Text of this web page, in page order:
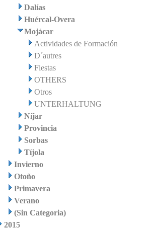
Dalías
Huércal-Overa
Mojácar
Actividades de Formación
D´autres
Fiestas
OTHERS
Otros
UNTERHALTUNG
Níjar
Provincia
Sorbas
Tíjola
Invierno
Otoño
Primavera
Verano
(Sin Categoria)
2015